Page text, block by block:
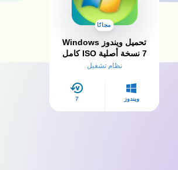
مجانًا
تحميل ويندوز Windows
7 نسخة أصلية ISO كامل
مفعل 2026
نظام تشغيل
ويندوز 7